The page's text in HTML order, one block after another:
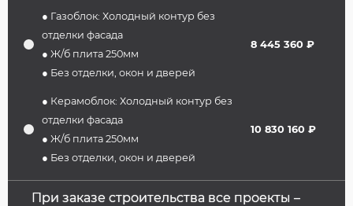
● Газоблок: Холодный контур без
отделки фасада
● Ж/б плита 250мм
● Без отделки, окон и дверей
8 445 360 ₽
● Керамоблок: Холодный контур без
отделки фасада
● Ж/б плита 250мм
● Без отделки, окон и дверей
10 830 160 ₽
При заказе строительства все проекты –